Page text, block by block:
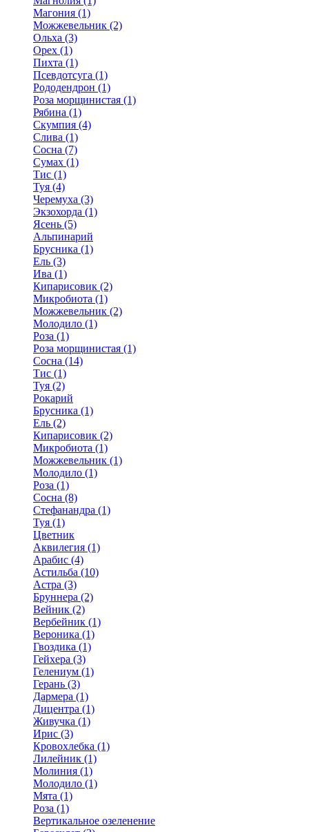
Магония (1)
Можжевельник (2)
Ольха (3)
Орех (1)
Пихта (1)
Псевдотсуга (1)
Рододендрон (1)
Роза морщинистая (1)
Рябина (1)
Скумпия (4)
Слива (1)
Сосна (7)
Сумах (1)
Тис (1)
Туя (4)
Черемуха (3)
Экзохорда (1)
Ясень (5)
Альпинарий
Брусника (1)
Ель (3)
Ива (1)
Кипарисовик (2)
Микробиота (1)
Можжевельник (2)
Молодило (1)
Роза (1)
Роза морщинистая (1)
Сосна (14)
Тис (1)
Туя (2)
Рокарий
Брусника (1)
Ель (2)
Кипарисовик (2)
Микробиота (1)
Можжевельник (1)
Молодило (1)
Роза (1)
Сосна (8)
Стефанандра (1)
Туя (1)
Цветник
Аквилегия (1)
Арабис (4)
Астильба (10)
Астра (3)
Бруннера (2)
Вейник (2)
Вербейник (1)
Вероника (1)
Гвоздика (1)
Гейхера (3)
Гелениум (1)
Герань (3)
Дармера (1)
Дицентра (1)
Живучка (1)
Ирис (3)
Кровохлебка (1)
Лилейник (1)
Молиния (1)
Молодило (1)
Мята (1)
Роза (1)
Вертикальное озеленение